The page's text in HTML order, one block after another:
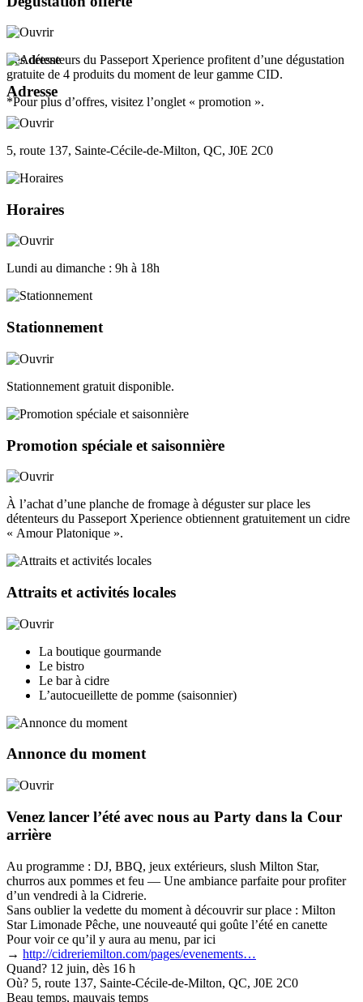
Les détenteurs du Passeport Xperience profitent d’une dégustation
gratuite de 4 produits du moment de leur gamme CID.
*Pour plus d’offres, visitez l’onglet « promotion ».
Adresse
5, route 137, Sainte-Cécile-de-Milton, QC, J0E 2C0
Horaires
Lundi au dimanche : 9h à 18h
Stationnement
Stationnement gratuit disponible.
Promotion spéciale et saisonnière
À l’achat d’une planche de fromage à déguster sur place les
détenteurs du Passeport Xperience obtiennent gratuitement un cidre
« Amour Platonique ».
Attraits et activités locales
La boutique gourmande
Le bistro
Le bar à cidre
L’autocueillette de pomme (saisonnier)
Annonce du moment
Venez lancer l’été avec nous au Party dans la Cour
arrière
Au programme : DJ, BBQ, jeux extérieurs, slush Milton Star,
churros aux pommes et feu — Une ambiance parfaite pour profiter
d’un vendredi à la Cidrerie.
Sans oublier la vedette du moment à découvrir sur place : Milton
Star Limonade Pêche, une nouveauté qui goûte l’été en canette
Pour voir ce qu’il y aura au menu, par ici
→ http://cidreriemilton.com/pages/evenements…
Quand? 12 juin, dès 16 h
Où? 5, route 137, Sainte-Cécile-de-Milton, QC, J0E 2C0
Beau temps, mauvais temps